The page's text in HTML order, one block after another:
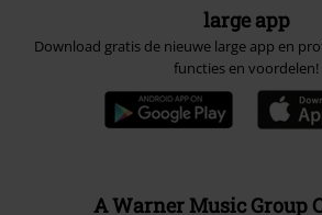
large app
Download gratis de nieuwe large app en
functies en voordelen!
A Warner Music Group